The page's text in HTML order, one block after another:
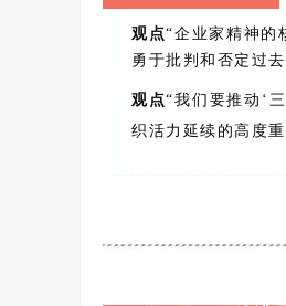
观点“企业家精神的
勇于批判和否定过
观点“我们要推动‘
织活力延续的高度